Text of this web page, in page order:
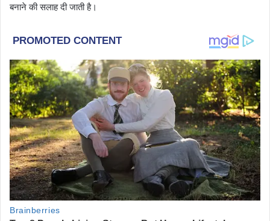
बनाने की सलाह दी जाती है।